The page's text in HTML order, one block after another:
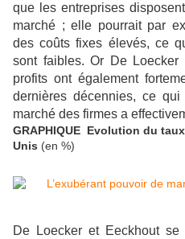
que les entreprises
marché ; elle pourrait par
des coûts fixes élevés, ce
sont faibles. Or De
profits ont également
dernières décennies, ce
marché des firmes a
GRAPHIQUE Evolution du
Unis (en %)
De Loecker et Eeckhout